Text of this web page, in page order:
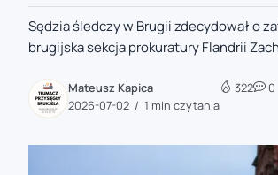
zaobserwuj nas
zaobserwuj nas
zaobserwuj nas
Sędzia śledczy w Brugii zdecydował o
brugijska sekcja prokuratury Flandrii
Mateusz Kapica
2026-07-02
1 min czytania
322 0